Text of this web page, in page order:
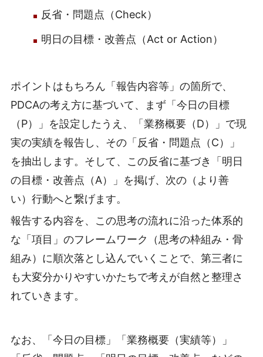
反省・問題点（Check）
明日の目標・改善点（Act or Action）
ポイントはもちろん「報告内容等」の箇所で、
PDCAの考え方に基づいて、まず「今日の目標
（P）」を設定したうえ、「業務概要（D）」で現
実の実績を報告し、その「反省・問題点（C）」
を抽出します。そして、この反省に基づき「明日
の目標・改善点（A）」を掲げ、次の（より善
い）行動へと繋げます。
報告する内容を、この思考の流れに沿った体系的
な「項目」のフレームワーク（思考の枠組み・骨
組み）に順次落とし込んでいくことで、第三者に
も大変分かりやすいかたちで考えが自然と整理さ
れていきます。
なお、「今日の目標」「業務概要（実績等）」